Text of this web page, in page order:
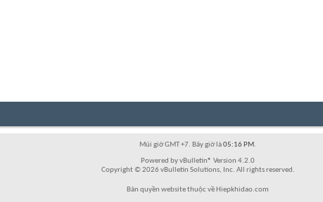
Múi giờ GMT +7. Bây giờ là05:16 PM.
Powered by vBulletin® Version 4.2.0
Copyright © 2026 vBulletin Solutions, Inc. All rights reserved.
Bản quyền website thuộc về Hiepkhidao.com